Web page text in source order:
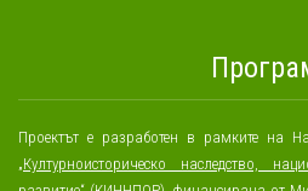
Проектът е разработен в рамките на
„Културноисторическо наследство,